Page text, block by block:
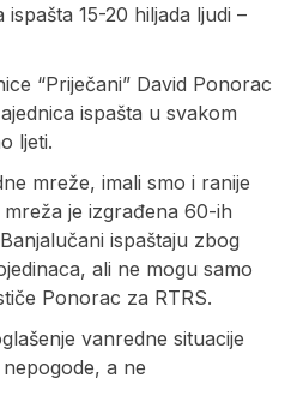
15-20 hiljada ljudi –
“Priječani” David Ponorac
ispašta u svakom
ljeti.
mreže, imali smo i ranije
je izgrađena 60-ih
ispaštaju zbog
ali ne mogu samo
Ponorac za RTRS.
vanredne situacije
a ne